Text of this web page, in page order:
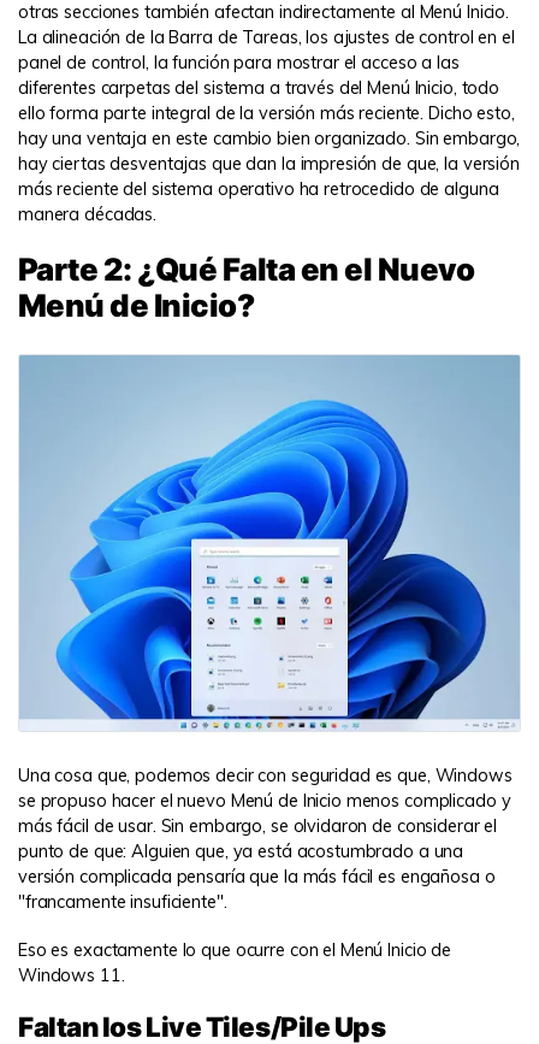
otras secciones también afectan indirectamente al Menú Inicio.
La alineación de la Barra de Tareas, los ajustes de control en el
panel de control, la función para mostrar el acceso a las
diferentes carpetas del sistema a través del Menú Inicio, todo
ello forma parte integral de la versión más reciente. Dicho esto,
hay una ventaja en este cambio bien organizado. Sin embargo,
hay ciertas desventajas que dan la impresión de que, la versión
más reciente del sistema operativo ha retrocedido de alguna
manera décadas.
Parte 2: ¿Qué Falta en el Nuevo
Menú de Inicio?
Una cosa que, podemos decir con seguridad es que, Windows
se propuso hacer el nuevo Menú de Inicio menos complicado y
más fácil de usar. Sin embargo, se olvidaron de considerar el
punto de que: Alguien que, ya está acostumbrado a una
versión complicada pensaría que la más fácil es engañosa o
"francamente insuficiente".
Eso es exactamente lo que ocurre con el Menú Inicio de
Windows 11.
Faltan los Live Tiles/Pile Ups